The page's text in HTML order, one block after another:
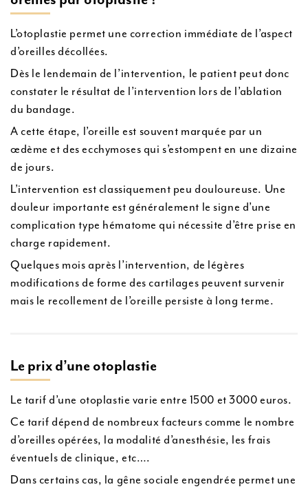
L’otoplastie permet une correction immédiate de l’aspect
d’oreilles décollées.
Dès le lendemain de l’intervention, le patient peut donc
constater le résultat de l’intervention lors de l’ablation
du bandage.
A cette étape, l’oreille est souvent marquée par un
œdème et des ecchymoses qui s’estompent en une dizaine
de jours.
L’intervention est classiquement peu douloureuse. Une
douleur importante est généralement le signe d’une
complication type hématome qui nécessite d’être prise en
charge rapidement.
Quelques mois après l’intervention, de légères
modifications de forme des cartilages peuvent survenir
mais le recollement de l’oreille persiste à long terme.
Le prix d’une otoplastie
Le tarif d’une otoplastie varie entre 1500 et 3000 euros.
Ce tarif dépend de nombreux facteurs comme le nombre
d’oreilles opérées, la modalité d’anesthésie, les frais
éventuels de clinique, etc….
Dans certains cas, la gêne sociale engendrée permet une